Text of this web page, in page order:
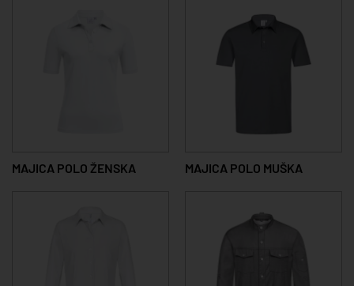
MAJICA POLO ŽENSKA MAJICA POLO MUŠKA